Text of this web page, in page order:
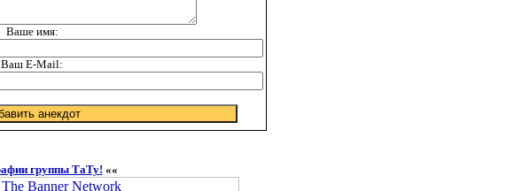
Ваше имя:
Ваш E-Mail:
группы ТаТу! ««